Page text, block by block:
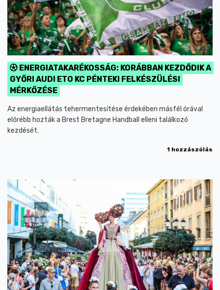
ENERGIATAKARÉKOSSÁG: KORÁBBAN KEZDŐDIK A
GYŐRI AUDI ETO KC PÉNTEKI FELKÉSZÜLÉSI
MÉRKŐZÉSE
Az energiaellátás tehermentesítése érdekében másfél órával
előrébb hozták a Brest Bretagne Handball elleni találkozó
kezdését.
1 hozzászólás